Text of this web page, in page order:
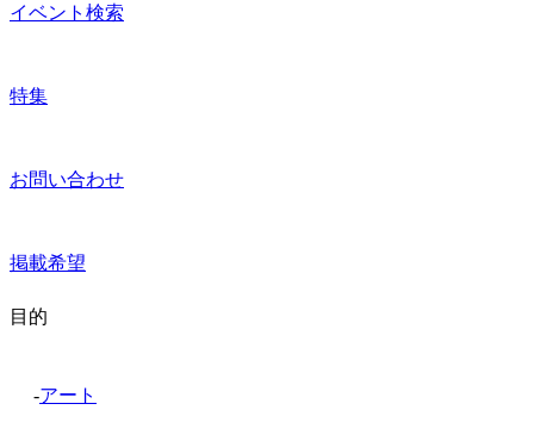
イベント検索
特集
お問い合わせ
掲載希望
目的
-アート